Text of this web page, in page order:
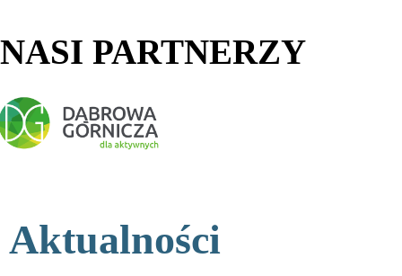
NASI PARTNERZY
Aktualności